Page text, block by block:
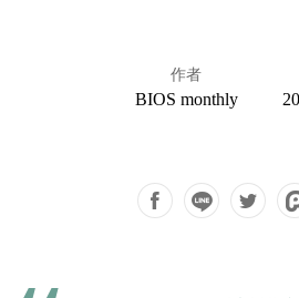
作者
BIOS monthly